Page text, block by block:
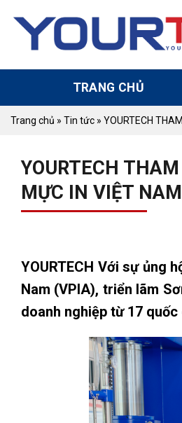
TRANG CHỦ
Trang chủ » Tin tức » YOURTECH
YOURTECH
MỰC IN VIỆT
YOURTECH Với sự ủng
Nam (VPIA), triển lãm
doanh nghiệp từ 17